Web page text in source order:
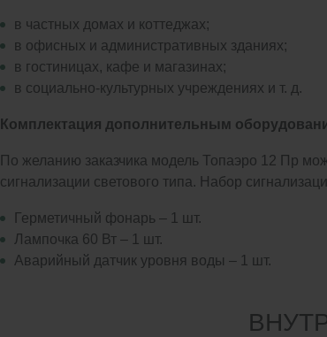
в частных домах и коттеджах;
в офисных и административных зданиях;
в гостиницах, кафе и магазинах;
в социально-культурных учреждениях и т. д.
Комплектация дополнительным
По желанию заказчика модель Топаэро 12 Пр
сигнализации светового типа. Набор
Герметичный фонарь – 1 шт.
Лампочка 60 Вт – 1 шт.
Аварийный датчик уровня воды – 1 шт.